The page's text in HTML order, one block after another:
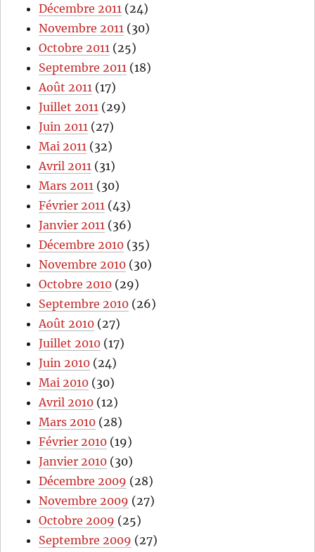
Décembre 2011 (24)
Novembre 2011 (30)
Octobre 2011 (25)
Septembre 2011 (18)
Août 2011 (17)
Juillet 2011 (29)
Juin 2011 (27)
Mai 2011 (32)
Avril 2011 (31)
Mars 2011 (30)
Février 2011 (43)
Janvier 2011 (36)
Décembre 2010 (35)
Novembre 2010 (30)
Octobre 2010 (29)
Septembre 2010 (26)
Août 2010 (27)
Juillet 2010 (17)
Juin 2010 (24)
Mai 2010 (30)
Avril 2010 (12)
Mars 2010 (28)
Février 2010 (19)
Janvier 2010 (30)
Décembre 2009 (28)
Novembre 2009 (27)
Octobre 2009 (25)
Septembre 2009 (27)